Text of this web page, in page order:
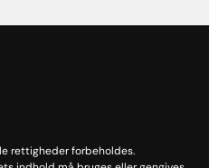
rettigheder forbeholdes.